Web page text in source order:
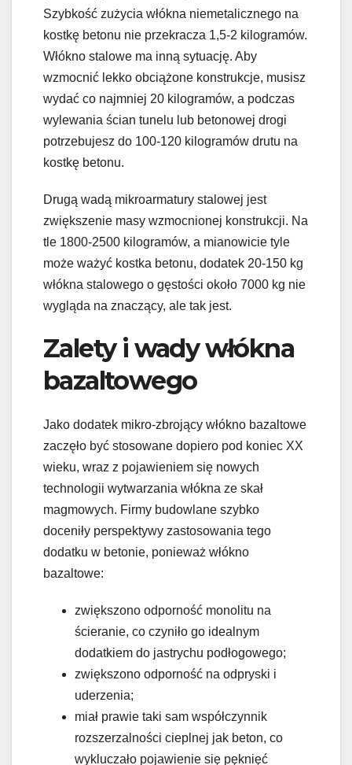
Szybkość zużycia włókna niemetalicznego na
kostkę betonu nie przekracza 1,5-2 kilogramów.
Włókno stalowe ma inną sytuację. Aby
wzmocnić lekko obciążone konstrukcje, musisz
wydać co najmniej 20 kilogramów, a podczas
wylewania ścian tunelu lub betonowej drogi
potrzebujesz do 100-120 kilogramów drutu na
kostkę betonu.
Drugą wadą mikroarmatury stalowej jest
zwiększenie masy wzmocnionej konstrukcji. Na
tle 1800-2500 kilogramów, a mianowicie tyle
może ważyć kostka betonu, dodatek 20-150 kg
włókna stalowego o gęstości około 7000 kg nie
wygląda na znaczący, ale tak jest.
Zalety i wady włókna
bazaltowego
Jako dodatek mikro-zbrojący włókno bazaltowe
zaczęło być stosowane dopiero pod koniec XX
wieku, wraz z pojawieniem się nowych
technologii wytwarzania włókna ze skał
magmowych. Firmy budowlane szybko
doceniły perspektywy zastosowania tego
dodatku w betonie, ponieważ włókno
bazaltowe:
zwiększono odporność monolitu na
ścieranie, co czyniło go idealnym
dodatkiem do jastrychu podłogowego;
zwiększono odporność na odpryski i
uderzenia;
miał prawie taki sam współczynnik
rozszerzalności cieplnej jak beton, co
wykluczało pojawienie się pęknięć